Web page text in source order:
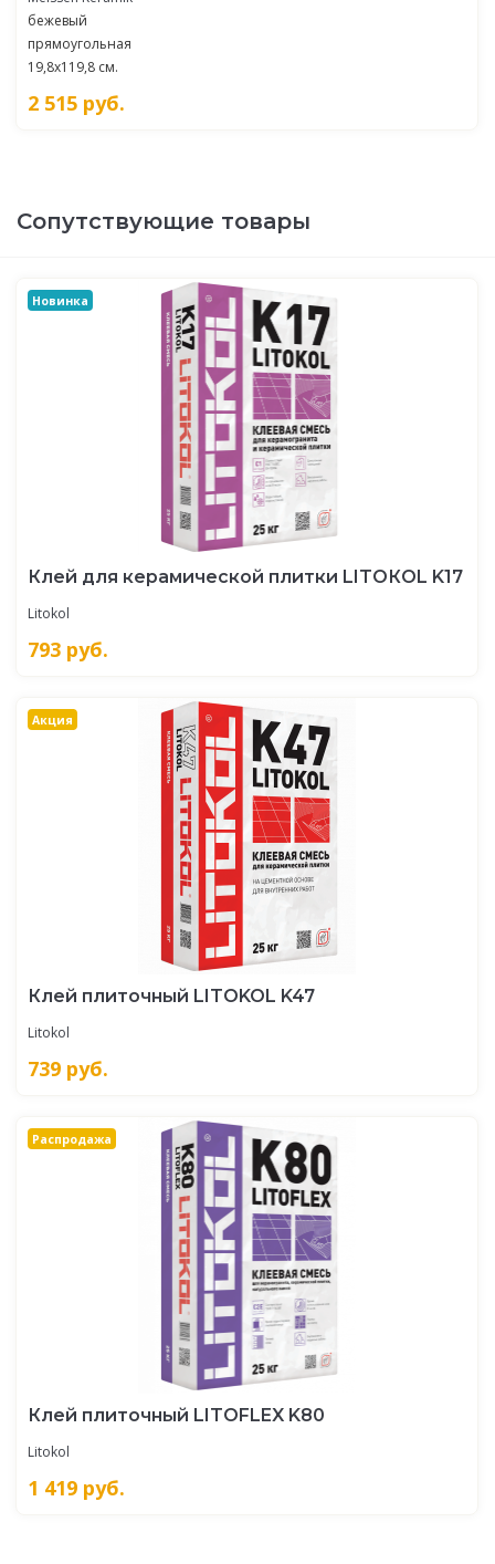
бежевый
прямоугольная
19,8x119,8 см.
2 515 руб.
Сопутствующие товары
Новинка
Клей для керамической плитки LITOКOL K17
Litokol
793 руб.
Акция
Клей плиточный LITOKOL K47
Litokol
739 руб.
Распродажа
Клей плиточный LITOFLEX K80
Litokol
1 419 руб.